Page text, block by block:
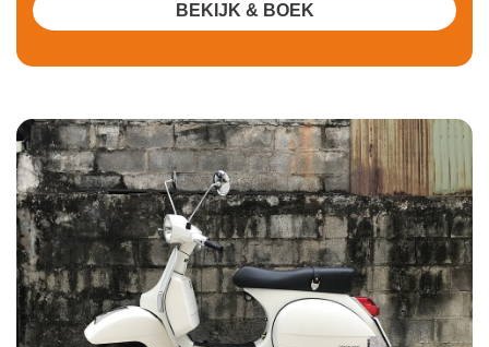
BEKIJK & BOEK